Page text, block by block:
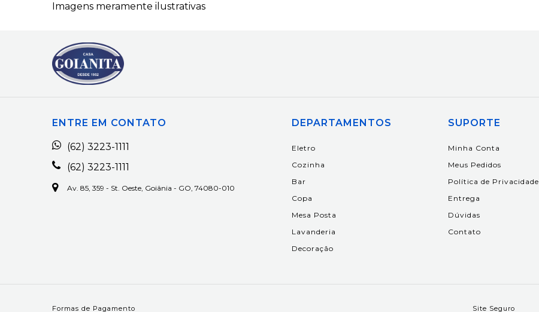
Imagens meramente ilustrativas
ENTRE EM CONTATO
(62) 3223-1111
(62) 3223-1111
Av. 85, 359 - St. Oeste, Goiânia - GO, 74080-010
DEPARTAMENTOS
Eletro
Cozinha
Bar
Copa
Mesa Posta
Lavanderia
Decoração
SUPORTE
Minha Conta
Meus Pedidos
Política de Privacidade
Entrega
Dúvidas
Contato
Formas de Pagamento Site Seguro